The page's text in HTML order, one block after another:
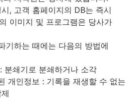
, 고객 홈페이지의 DB는 즉시
이미지 및 프로그램은 당사가
기하는 때에는 다음의 방법에
분쇄기로 분쇄하거나 소각
개인정보 : 기록을 재생할 수 없는